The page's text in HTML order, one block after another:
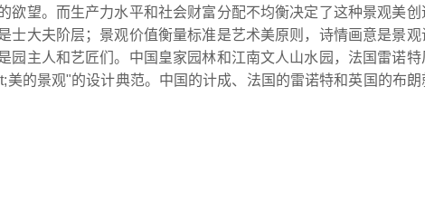
欲望。而生产力水平和社会财富分配不均衡决定了这种景观美创
士大夫阶层；景观价值衡量标准是艺术美原则，诗情画意是景
园主人和艺匠们。中国皇家园林和江南文人山水园，法国雷诺特
美的景观"的设计典范。中国的计成、法国的雷诺特和英国的布
应